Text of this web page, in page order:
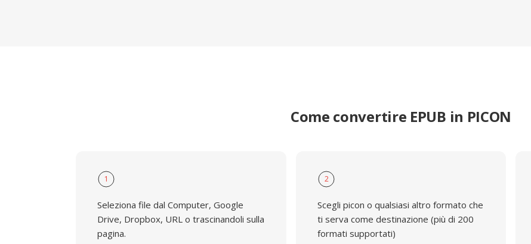
Come convertire EPUB in PICON
1
Seleziona file dal Computer, Google
Drive, Dropbox, URL o trascinandoli sulla
pagina.
2
Scegli picon o qualsiasi altro formato che
ti serva come destinazione (più di 200
formati supportati)